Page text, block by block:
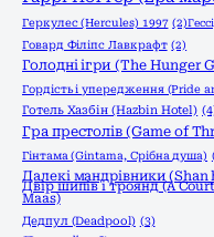
Геркулес (Hercules) 1997 (2)
Говард Філіпс Лавкрафт (2)
Голодні ігри (The Hunger
Гордість і упередження (Pride
Готель Хазбін (Hazbin Hotel)
Гра престолів (Game of
Гінтама (Gintama, Срібна душа)
Далекі мандрівники (Shan
Двір шипів і троянд (A
Maas)
Дедпул (Deadpool) (3)